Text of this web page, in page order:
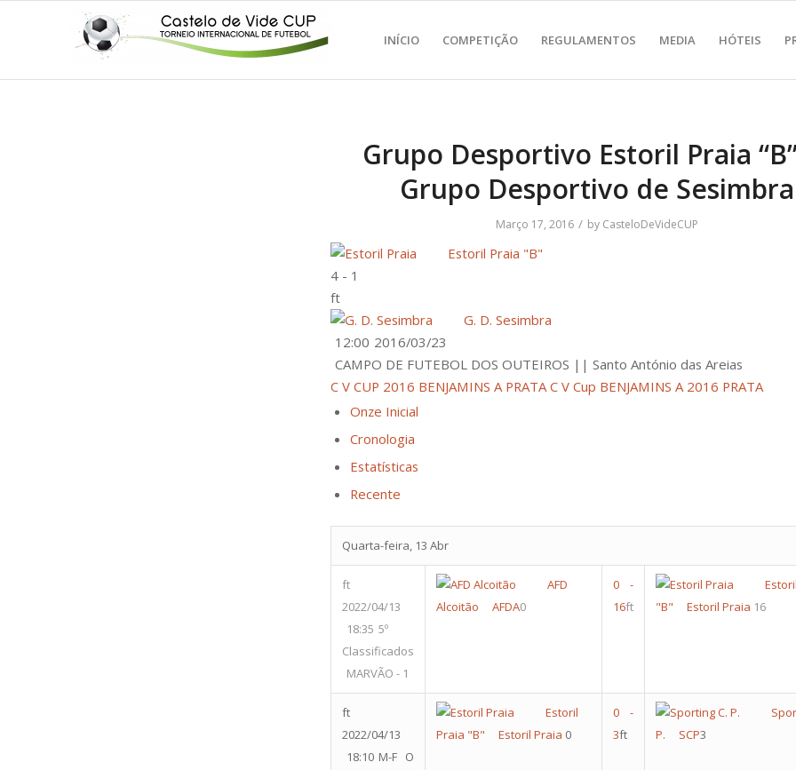
INÍCIO COMPETIÇÃO REGULAMENTOS MEDIA HÓTEIS
Grupo Desportivo Estoril Praia
Grupo Desportivo de Sesimbra
Março 17, 2016 / by CasteloDeVideCUP
Estoril Praia "B"
4 - 1
ft
G. D. Sesimbra
2016/03/23
12:00
CAMPO DE FUTEBOL DOS OUTEIROS || Santo António das Areias
C V CUP 2016 BENJAMINS A PRATA C V Cup BENJAMINS A 2016 PRATA
Onze Inicial
Cronologia
Estatísticas
Recente
Quarta-feira, 13 Abr
ft
2022/04/13
18:35 5º
Classificados
MARVÃO - 1
AFD
Alcoitão
AFDA0
0 -
16ft
"B"
Estoril Praia 16
ft
2022/04/13
18:10 M-F O
Estoril
Praia "B"
Estoril Praia 0
0 -
3ft
P.
SCP3